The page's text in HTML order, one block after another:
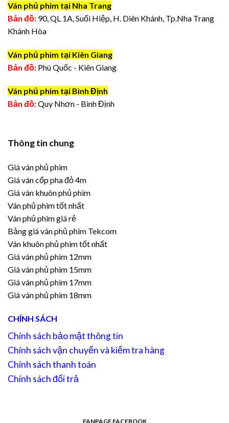
Ván phủ phim tại Nha Trang
Bản đồ: 90, QL 1A, Suối Hiệp, H. Diên Khánh, Tp.Nha Trang
Khánh Hòa
Ván phủ phim tại Kiên Giang
Bản đồ: Phú Quốc - Kiên Giang
Ván phủ phim tại Bình Định
Bản đồ:Quy Nhơn - Bình Định
Thông tin chung
Giá ván phủ phim
Giá ván cốp pha đỏ 4m
Giá ván khuôn phủ phim
Ván phủ phim tốt nhất
Ván phủ phim giá rẻ
Bảng giá ván phủ phim Tekcom
Ván khuôn phủ phim tốt nhất
Giá ván phủ phim 12mm
Giá ván phủ phim 15mm
Giá ván phủ phim 17mm
Giá ván phủ phim 18mm
CHÍNH SÁCH
Chính sách bảo mật thông tin
Chính sách vận chuyển và kiểm tra hàng
Chính sách thanh toán
Chính sách đổi trả
FANPAGE FACEBOOK